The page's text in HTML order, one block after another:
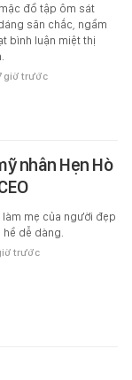
đồ tập ôm sát
săn chắc, ngầm
bình luận miệt thị
giờ trước
nhân Hẹn Hò
làm mẹ của người đẹp
hề dễ dàng.
trước